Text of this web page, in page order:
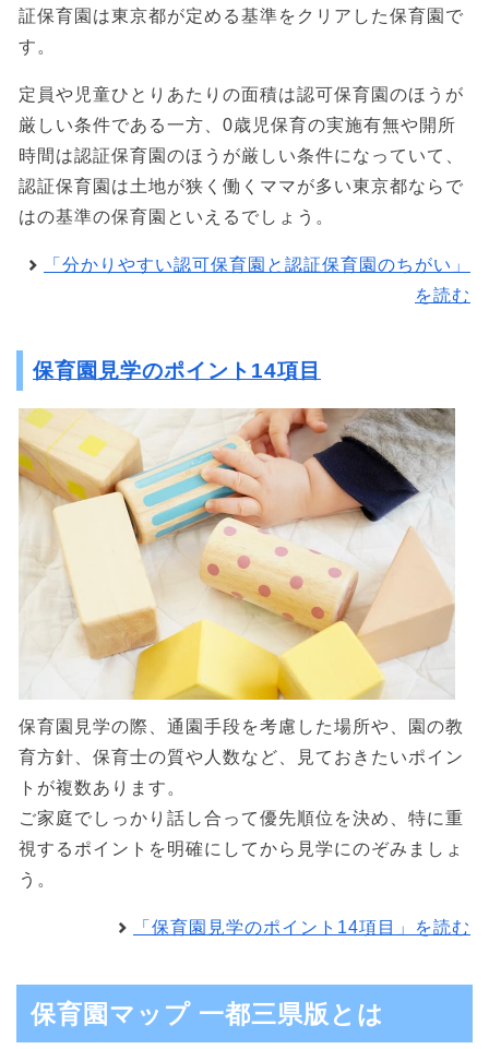
証保育園は東京都が定める基準をクリアした保育園で
す。
定員や児童ひとりあたりの面積は認可保育園のほうが
厳しい条件である一方、0歳児保育の実施有無や開所
時間は認証保育園のほうが厳しい条件になっていて、
認証保育園は土地が狭く働くママが多い東京都ならで
はの基準の保育園といえるでしょう。
「分かりやすい認可保育園と認証保育園のちがい」
を読む
保育園見学のポイント14項目
保育園見学の際、通園手段を考慮した場所や、園の教
育方針、保育士の質や人数など、見ておきたいポイン
トが複数あります。
ご家庭でしっかり話し合って優先順位を決め、特に重
視するポイントを明確にしてから見学にのぞみましょ
う。
「保育園見学のポイント14項目」を読む
保育園マップ 一都三県版とは